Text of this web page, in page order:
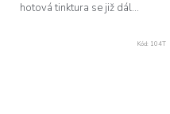
hotová tinktura se již dál...
Kód: 104T